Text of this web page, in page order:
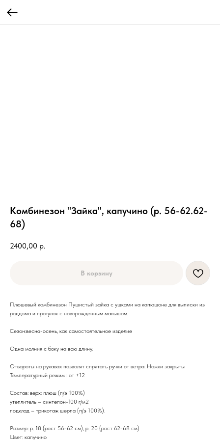
Комбинезон "Зайка", капучино (р. 56-62.62-
68)
2400,00 р.
В корзину
Плюшевый комбинезон Пушистый зайка с ушками на капюшоне для выписки из
роддома и прогулок с новорожденным малышом.
Сезон:весна-осень, как самостоятельное изделие
Одна молния с боку на всю длину.
Отвороты на рукавах позволят спрятать ручки от ветра. Ножки закрыты
Температурный режим : от +12
Состав: верх: плюш (п/э 100%)
утеплитель – синтепон-100 г/м2
подклад – трикотаж шерпа (п/э 100%).
Размер: р. 18 (рост 56-62 см), р. 20 (рост 62-68 см)
Цвет: капучино